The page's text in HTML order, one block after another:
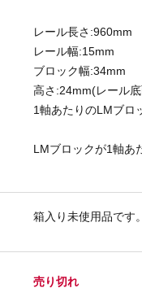
レール長さ:960mm
レール幅:15mm
ブロック幅:34mm
高さ:24mm(レール
1軸あたりのLMブロ
LMブロックが1軸あ
箱入り未使用品です。
売り切れ